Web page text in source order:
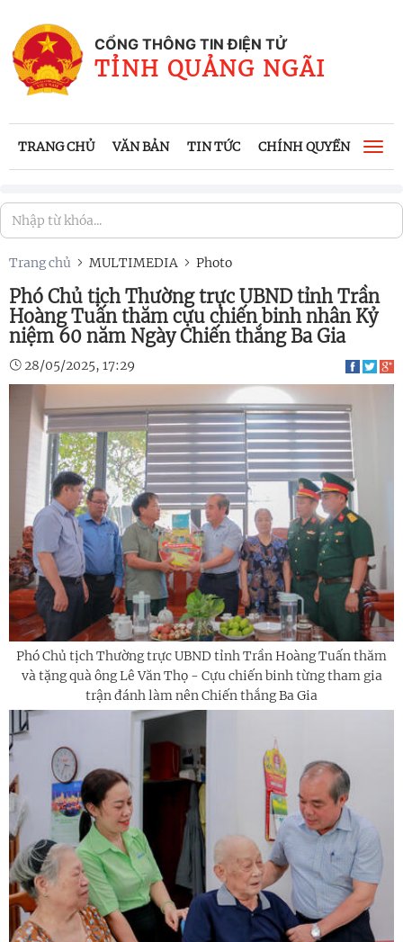
CỔNG THÔNG TIN ĐIỆN TỬ
TỈNH QUẢNG NGÃI
TRANG CHỦ VĂN BẢN TIN TỨC CHÍNH QUYỀN
Trang chủ MULTIMEDIA Photo
Phó Chủ tịch Thường trực UBND tỉnh Trần
Hoàng Tuấn thăm cựu chiến binh nhân Kỷ
niệm 60 năm Ngày Chiến thắng Ba Gia
28/05/2025, 17:29
Phó Chủ tịch Thường trực UBND tỉnh Trần Hoàng Tuấn thăm
và tặng quà ông Lê Văn Thọ - Cựu chiến binh từng tham gia
trận đánh làm nên Chiến thắng Ba Gia